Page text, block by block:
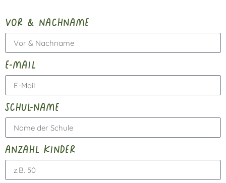
vor & nachname
e-mail
schul-name
anzahl kinder